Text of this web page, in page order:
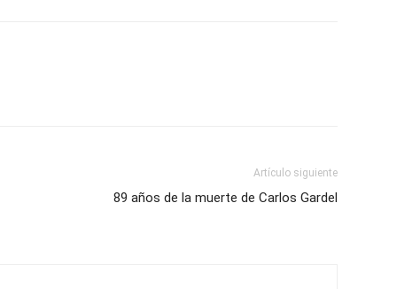
Artículo siguiente
89 años de la muerte de Carlos Gardel